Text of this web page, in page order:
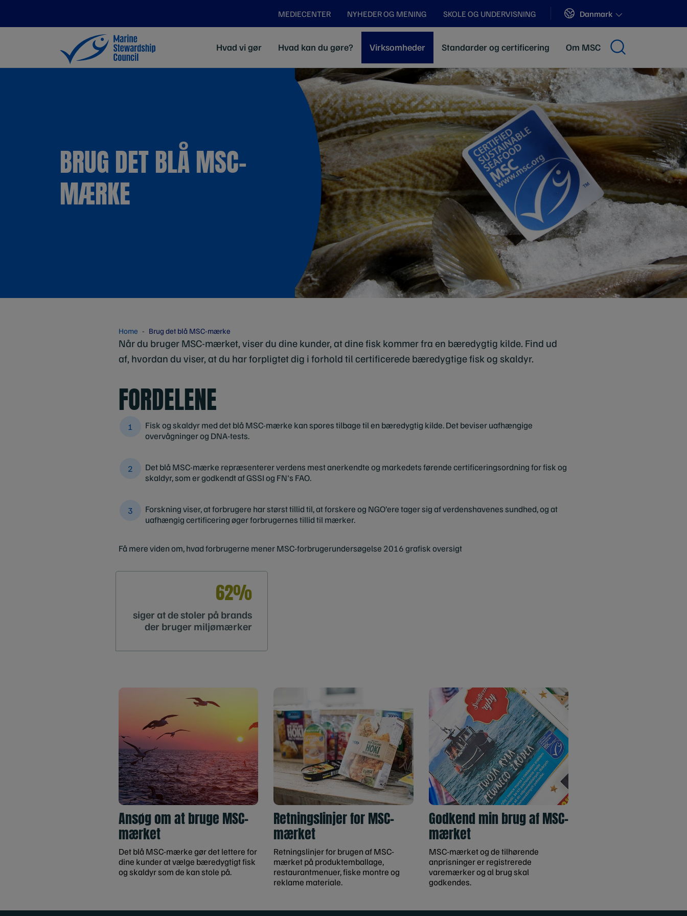
MEDIECENTER NYHEDER OG MENING SKOLE OG UNDERVISNING Sites
Danmark
Hvad vi gør Hvad kan du gøre? Virksomheder Standarder og certificering Om MSC
BRUG DET BLÅ MSC-
MÆRKE
Home Brug det blå MSC-mærke
Når du bruger MSC-mærket, viser du dine kunder, at dine fisk kommer fra en bæredygtig kilde. Find ud
af, hvordan du viser, at du har forpligtet dig i forhold til certificerede bæredygtige fisk og skaldyr.
FORDELENE
Fisk og skaldyr med det blå MSC-mærke kan spores tilbage til en bæredygtig kilde. Det beviser uafhængige
overvågninger og DNA-tests.
Det blå MSC-mærke repræsenterer verdens mest anerkendte og markedets førende certificeringsordning for fisk og
skaldyr, som er godkendt af GSSI og FN's FAO.
Forskning viser, at forbrugere har størst tillid til, at forskere og NGO’ere tager sig af verdenshavenes sundhed, og at
uafhængig certificering øger forbrugernes tillid til mærker.
Få mere viden om, hvad forbrugerne mener MSC-forbrugerundersøgelse 2016 grafisk oversigt
62%
siger at de stoler på brands
der bruger miljømærker
Ansøg om at bruge MSC-
mærket
Det blå MSC-mærke gør det lettere for
dine kunder at vælge bæredygtigt fisk
og skaldyr som de kan stole på.
Retningslinjer for MSC-
mærket
Retningslinjer for brugen af MSC-
mærket på produktemballage,
restaurantmenuer, fiske montre og
reklame materiale.
Godkend min brug af MSC-
mærket
MSC-mærket og de tilhørende
anprisninger er registrerede
varemærker og al brug skal
godkendes.